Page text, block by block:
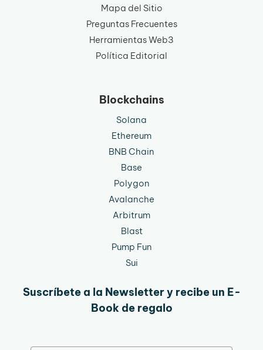
Mapa del Sitio
Preguntas Frecuentes
Herramientas Web3
Política Editorial
Blockchains
Solana
Ethereum
BNB Chain
Base
Polygon
Avalanche
Arbitrum
Blast
Pump Fun
Sui
Suscríbete a la Newsletter y recibe un E-
Book de regalo